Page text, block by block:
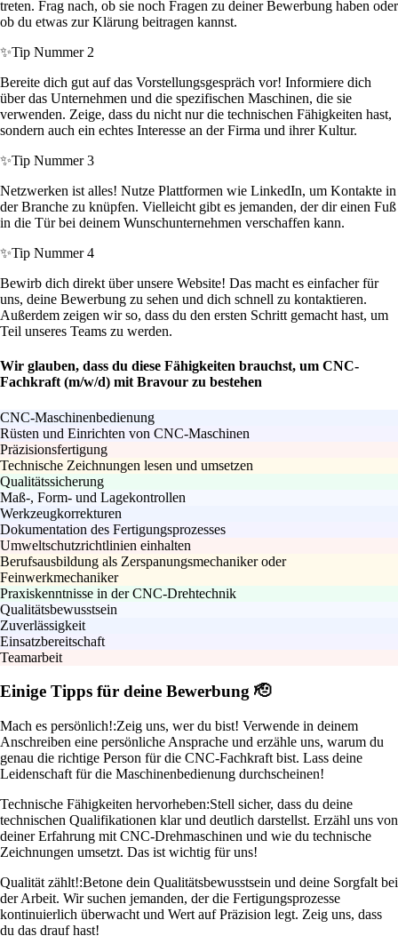
treten. Frag nach, ob sie noch Fragen zu deiner Bewerbung haben oder
ob du etwas zur Klärung beitragen kannst.
✨Tip Nummer 2
Bereite dich gut auf das Vorstellungsgespräch vor! Informiere dich
über das Unternehmen und die spezifischen Maschinen, die sie
verwenden. Zeige, dass du nicht nur die technischen Fähigkeiten hast,
sondern auch ein echtes Interesse an der Firma und ihrer Kultur.
✨Tip Nummer 3
Netzwerken ist alles! Nutze Plattformen wie LinkedIn, um Kontakte in
der Branche zu knüpfen. Vielleicht gibt es jemanden, der dir einen Fuß
in die Tür bei deinem Wunschunternehmen verschaffen kann.
✨Tip Nummer 4
Bewirb dich direkt über unsere Website! Das macht es einfacher für
uns, deine Bewerbung zu sehen und dich schnell zu kontaktieren.
Außerdem zeigen wir so, dass du den ersten Schritt gemacht hast, um
Teil unseres Teams zu werden.
Wir glauben, dass du diese Fähigkeiten brauchst, um CNC-
Fachkraft (m/w/d) mit Bravour zu bestehen
CNC-Maschinenbedienung
Rüsten und Einrichten von CNC-Maschinen
Präzisionsfertigung
Technische Zeichnungen lesen und umsetzen
Qualitätssicherung
Maß-, Form- und Lagekontrollen
Werkzeugkorrekturen
Dokumentation des Fertigungsprozesses
Umweltschutzrichtlinien einhalten
Berufsausbildung als Zerspanungsmechaniker oder
Feinwerkmechaniker
Praxiskenntnisse in der CNC-Drehtechnik
Qualitätsbewusstsein
Zuverlässigkeit
Einsatzbereitschaft
Teamarbeit
Einige Tipps für deine Bewerbung 🫡
Mach es persönlich!:Zeig uns, wer du bist! Verwende in deinem
Anschreiben eine persönliche Ansprache und erzähle uns, warum du
genau die richtige Person für die CNC-Fachkraft bist. Lass deine
Leidenschaft für die Maschinenbedienung durchscheinen!
Technische Fähigkeiten hervorheben:Stell sicher, dass du deine
technischen Qualifikationen klar und deutlich darstellst. Erzähl uns von
deiner Erfahrung mit CNC-Drehmaschinen und wie du technische
Zeichnungen umsetzt. Das ist wichtig für uns!
Qualität zählt!:Betone dein Qualitätsbewusstsein und deine Sorgfalt bei
der Arbeit. Wir suchen jemanden, der die Fertigungsprozesse
kontinuierlich überwacht und Wert auf Präzision legt. Zeig uns, dass
du das drauf hast!